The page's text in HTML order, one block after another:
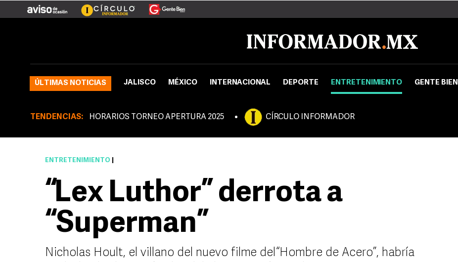
ÚLTIMAS NOTICIAS JALISCO MÉXICO INTERNACIONAL DEPORTE ENTRETENIMIENTO GENTE BIEN
TENDENCIAS: HORARIOS TORNEO APERTURA 2025 CÍRCULO INFORMADOR
ENTRETENIMIENTO
“Lex Luthor” derrota a
“Superman”
Nicholas Hoult, el villano del nuevo filme del “Hombre de Acero”, habría